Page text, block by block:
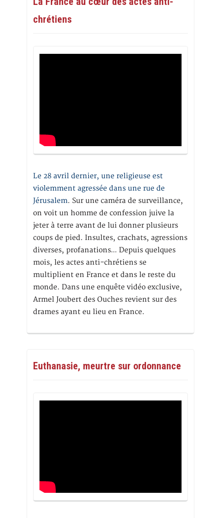
chrétiens
Le 28 avril dernier, une religieuse est
violemment agressée dans une rue de
Jérusalem. Sur une caméra de surveillance,
on voit un homme de confession juive la
jeter à terre avant de lui donner plusieurs
coups de pied. Insultes, crachats, agressions
diverses, profanations… Depuis quelques
mois, les actes anti-chrétiens se
multiplient en France et dans le reste du
monde. Dans une enquête vidéo exclusive,
Armel Joubert des Ouches revient sur des
drames ayant eu lieu en France.
Euthanasie, meurtre sur ordonnance